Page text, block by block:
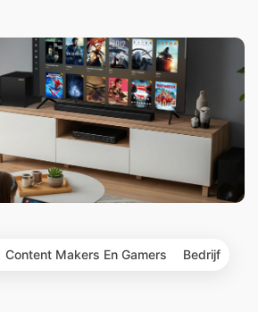
Content Makers En Gamers Bedrijf